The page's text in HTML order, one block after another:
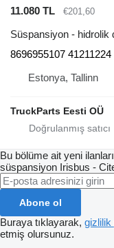
11.080 TL €201,60
Süspansiyon - hidrolik
8696955107
Estonya, Tallinn
TruckParts Eesti OÜ
Bu bölüme ait yeni
süspansiyon Irisbus -
Abone ol
Buraya tıklayarak, gizlilik
etmiş olursunuz.